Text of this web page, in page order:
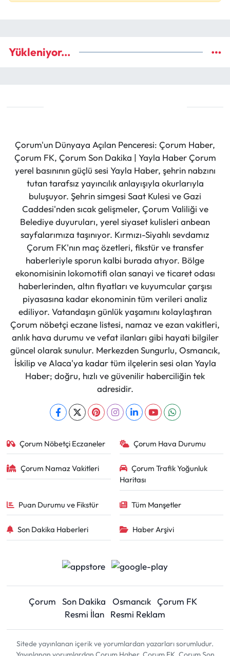
Yükleniyor...
Çorum'un Dünyaya Açılan Penceresi: Çorum Haber,
Çorum FK, Çorum Son Dakika | Yayla Haber Çorum
yerel basınının güçlü sesi Yayla Haber, şehrin nabzını
tutan tarafsız yayıncılık anlayışıyla okurlarıyla
buluşuyor. Şehrin simgesi Saat Kulesi ve Gazi
Caddesi'nden sıcak gelişmeler, Çorum Valiliği ve
Belediye duyuruları, yerel siyaset kulisleri anbean
sayfalarımıza taşınıyor. Kırmızı-Siyahlı sevdamız
Çorum FK'nın maç özetleri, fikstür ve transfer
haberleriyle sporun kalbi burada atıyor. Bölge
ekonomisinin lokomotifi olan sanayi ve ticaret odası
haberlerinden, altın fiyatları ve kuyumcular çarşısı
piyasasına kadar ekonominin tüm verileri analiz
ediliyor. Vatandaşın günlük yaşamını kolaylaştıran
Çorum nöbetçi eczane listesi, namaz ve ezan vakitleri,
anlık hava durumu ve vefat ilanları gibi hayati bilgiler
güncel olarak sunulur. Merkezden Sungurlu, Osmancık,
İskilip ve Alaca'ya kadar tüm ilçelerin sesi olan Yayla
Haber; doğru, hızlı ve güvenilir haberciliğin tek
adresidir.
Çorum Nöbetçi Eczaneler Çorum Hava Durumu
Çorum Namaz Vakitleri
Çorum Trafik Yoğunluk
Haritası
Puan Durumu ve Fikstür Tüm Manşetler
Son Dakika Haberleri Haber Arşivi
Çorum Son Dakika Osmancık Çorum FK
Resmi İlan
Resmi Reklam
Sitede yayınlanan içerik ve yorumlardan yazarları sorumludur.